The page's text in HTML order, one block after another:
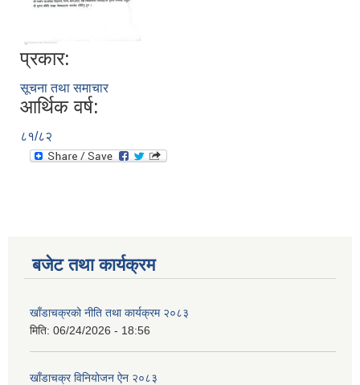
प्रकार:
सूचना तथा समाचार
आर्थिक वर्ष:
८१/८२
बजेट तथा कार्यक्रम
खाँडाचक्रको नीति तथा कार्यक्रम २०८३
मिति: 06/24/2026 - 18:56
खाँडाचक्र विनियोजन ऐन २०८३